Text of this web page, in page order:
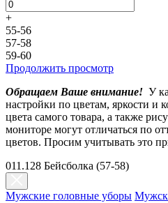
+
55-56
57-58
59-60
Продолжить просмотр
Обращаем Ваше внимание! У
настройки по цветам, яркости и
цвета самого товара, а также
мониторе могут отличаться по
цветов. Просим учитывать это
011.128 Бейсболка (57-58)
Мужские головные уборы